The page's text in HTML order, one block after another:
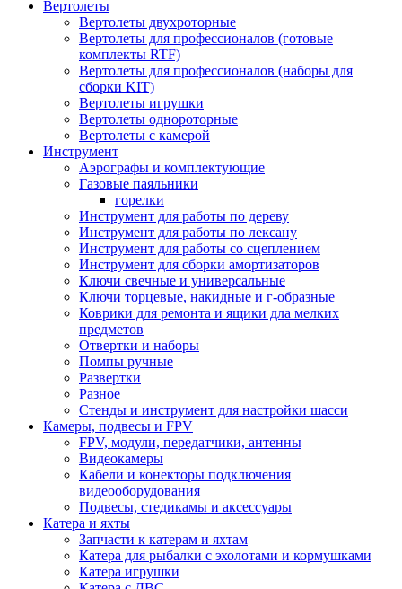
Вертолеты
Вертолеты двухроторные
Вертолеты для профессионалов (готовые
комплекты RTF)
Вертолеты для профессионалов (наборы для
сборки KIT)
Вертолеты игрушки
Вертолеты однороторные
Вертолеты с камерой
Инструмент
Аэрографы и комплектующие
Газовые паяльники
горелки
Инструмент для работы по дереву
Инструмент для работы по лексану
Инструмент для работы со сцеплением
Инструмент для сборки амортизаторов
Ключи свечные и универсальные
Ключи торцевые, накидные и г-образные
Коврики для ремонта и ящики дла мелких
предметов
Отвертки и наборы
Помпы ручные
Развертки
Разное
Стенды и инструмент для настройки шасси
Камеры, подвесы и FPV
FPV, модули, передатчики, антенны
Видеокамеры
Кабели и конекторы подключения
видеооборудования
Подвесы, стедикамы и аксессуары
Катера и яхты
Запчасти к катерам и яхтам
Катера для рыбалки с эхолотами и кормушками
Катера игрушки